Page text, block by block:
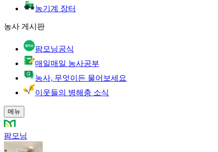
농기계 장터
농사 게시판
팜모닝공식
매일매일 농사공부
농사, 무엇이든 물어보세요
이웃들의 병해충 소식
메뉴
팜모닝